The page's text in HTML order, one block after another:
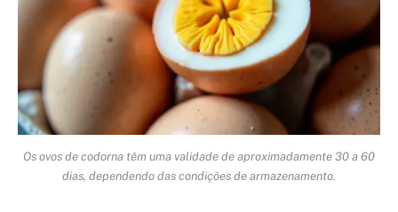
Os ovos de codorna têm uma validade de aproximadamente 30 a 60
dias, dependendo das condições de armazenamento.